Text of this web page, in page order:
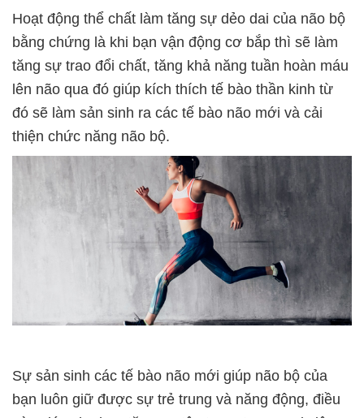
Hoạt động thể chất làm tăng sự dẻo dai của não bộ
bằng chứng là khi bạn vận động cơ bắp thì sẽ làm
tăng sự trao đổi chất, tăng khả năng tuần hoàn máu
lên não qua đó giúp kích thích tế bào thần kinh từ
đó sẽ làm sản sinh ra các tế bào não mới và cải
thiện chức năng não bộ.
Sự sản sinh các tế bào não mới giúp não bộ của
bạn luôn giữ được sự trẻ trung và năng động, điều